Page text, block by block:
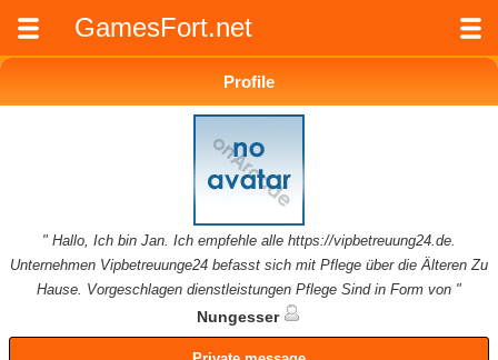
GamesFort.net
Profile
" Hallo, Ich bin Jan. Ich empfehle alle https://vipbetreuung24.de.
Unternehmen Vipbetreuunge24 befasst sich mit Pflege über die Älteren Zu
Hause. Vorgeschlagen dienstleistungen Pflege Sind in Form von "
Nungesser